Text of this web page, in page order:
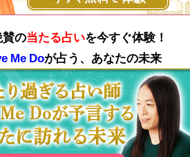
賛の当たる占いを今すぐ体験！
Me Doが占う、あなたの未来